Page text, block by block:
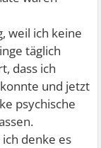
weil ich keine
täglich
dass ich
und jetzt
psychische
denke es